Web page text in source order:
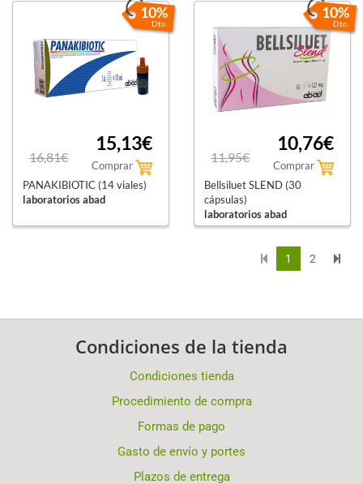
10%
Dto.
16,81€
15,13€
Comprar
PANAKIBIOTIC (14 viales)
laboratorios abad
10%
Dto.
11,95€
10,76€
Comprar
Bellsiluet SLEND (30
cápsulas)
laboratorios abad
1 2
Condiciones de la tienda
Condiciones tienda
Procedimiento de compra
Formas de pago
Gasto de envío y portes
Plazos de entrega